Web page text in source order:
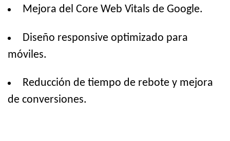
Mejora del Core Web Vitals de Google.
Diseño responsive optimizado para
móviles.
Reducción de tiempo de rebote y mejora
de conversiones.